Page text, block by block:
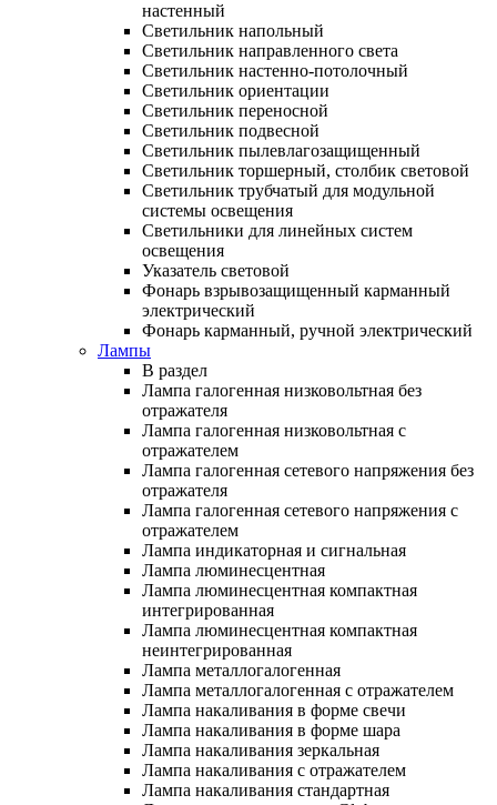
настенный
Светильник напольный
Светильник направленного света
Светильник настенно-потолочный
Светильник ориентации
Светильник переносной
Светильник подвесной
Светильник пылевлагозащищенный
Светильник торшерный, столбик световой
Светильник трубчатый для модульной
системы освещения
Светильники для линейных систем
освещения
Указатель световой
Фонарь взрывозащищенный карманный
электрический
Фонарь карманный, ручной электрический
Лампы
В раздел
Лампа галогенная низковольтная без
отражателя
Лампа галогенная низковольтная с
отражателем
Лампа галогенная сетевого напряжения без
отражателя
Лампа галогенная сетевого напряжения с
отражателем
Лампа индикаторная и сигнальная
Лампа люминесцентная
Лампа люминесцентная компактная
интегрированная
Лампа люминесцентная компактная
неинтегрированная
Лампа металлогалогенная
Лампа металлогалогенная с отражателем
Лампа накаливания в форме свечи
Лампа накаливания в форме шара
Лампа накаливания зеркальная
Лампа накаливания с отражателем
Лампа накаливания стандартная